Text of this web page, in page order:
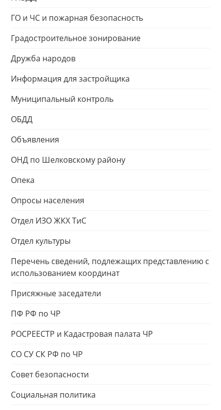
ГО и ЧС и пожарная безопасность
Градостроительное зонирование
Дружба народов
Информация для застройщика
Муниципальный контроль
ОБДД
Объявления
ОНД по Шелковскому району
Опека
Опросы населения
Отдел ИЗО ЖКХ ТиС
Отдел культуры
Перечень сведений, подлежащих представлению с
использованием координат
Присяжные заседатели
ПФ РФ по ЧР
РОСРЕЕСТР и Кадастровая палата ЧР
СО СУ СК РФ по ЧР
Совет безопасности
Социальная политика